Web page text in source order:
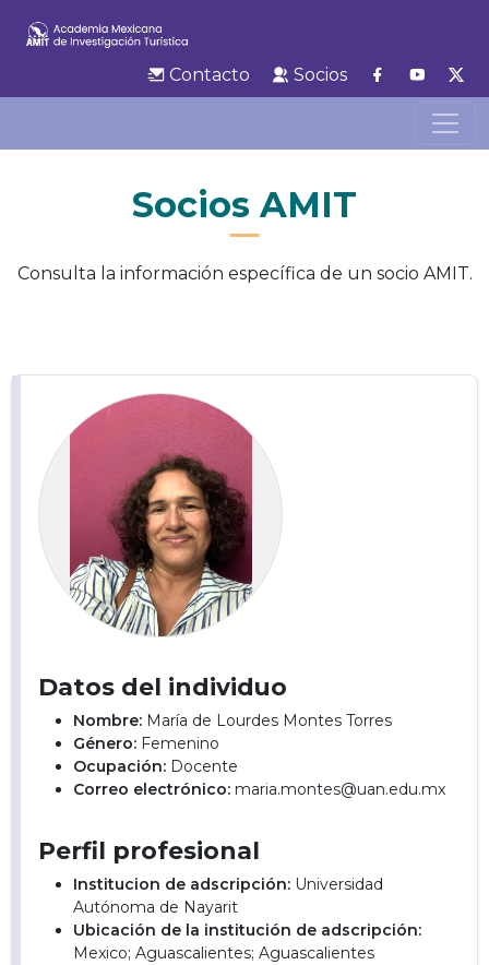
Contacto Socios
Socios AMIT
Consulta la información específica de un socio AMIT.
Datos del individuo
Nombre: María de Lourdes Montes Torres
Género: Femenino
Ocupación: Docente
Correo electrónico: maria.montes@uan.edu.mx
Perfil profesional
Institucion de adscripción: Universidad
Autónoma de Nayarit
Ubicación de la institución de adscripción:
Mexico; Aguascalientes; Aguascalientes